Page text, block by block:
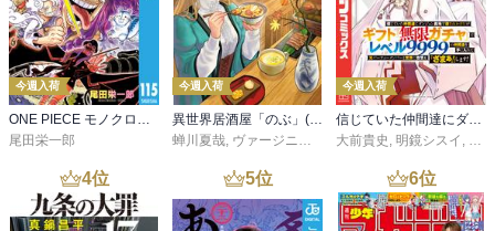
今週入荷
ONE PIECE モノクロ版 115
尾田栄一郎
今週入荷
異世界居酒屋「のぶ」(22)
蝉川夏哉, ヴァージニア二等兵 ,転
今週入荷
信じていた仲間達にダンジョン奥地で殺されかけたがギフト『無限ガチャ』でレベル９９９９の仲間達を手に入れて元パーティーメンバーと世界に復讐＆『ざまぁ！』します！（２３）
大前貴史 , 明鏡シスイ , ｔ
4位 5位 6位